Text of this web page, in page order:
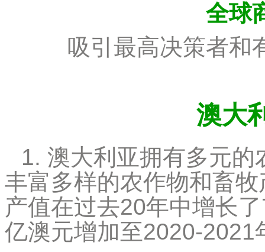
全球
吸引最高决策者和
澳大
1. 澳大利亚拥有多元
丰富多样的农作物和畜
产值在过去20年中增长
亿澳元增加至2020-2021